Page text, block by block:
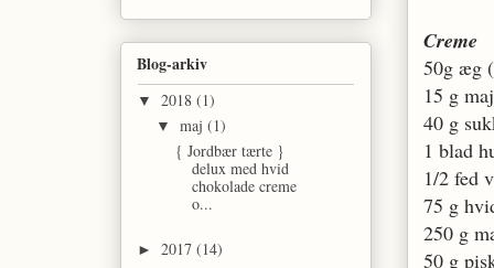
Creme
50g æg
15 g
40 g
1 blad
1/2 fed
75 g
250 g
50 g
Blog-arkiv
▼2018(1)
▼maj(1)
{ Jordbær tærte }
delux med hvid
chokolade creme
o...
►2017(14)